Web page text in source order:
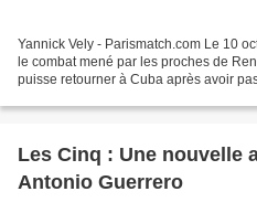
Yannick Vely - Parismatch.com Le 10
le combat mené par les proches de
puisse retourner à Cuba après avoir
Les Cinq : Une nouvelle
Antonio Guerrero